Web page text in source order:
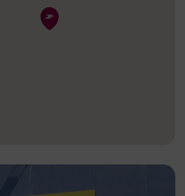
Pin de la carte